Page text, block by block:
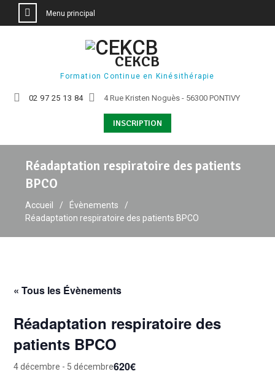
Menu principal
CEKCB
Formation Continue en Kinésithérapie
02 97 25 13 84 4 Rue Kristen Noguès - 56300 PONTIVY
INSCRIPTION
Réadaptation respiratoire des patients
BPCO
Accueil
Évènements
Réadaptation respiratoire des patients BPCO
« Tous les Évènements
Réadaptation respiratoire des
patients BPCO
4 décembre - 5 décembre620€